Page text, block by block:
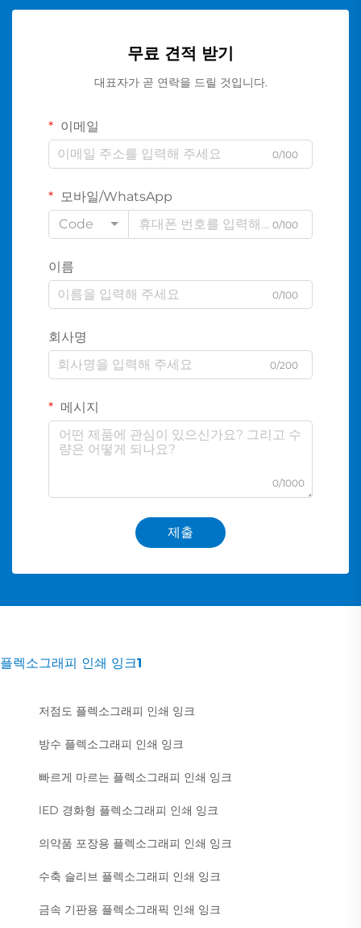
무료 견적 받기
대표자가 곧 연락을 드릴 것입니다.
이메일
0/100
모바일/WhatsApp
Code
0/100
이름
0/100
회사명
0/200
메시지
0/1000
제출
플렉소그래피 인쇄 잉크1
저점도 플렉소그래피 인쇄 잉크
방수 플렉소그래피 인쇄 잉크
빠르게 마르는 플렉소그래피 인쇄 잉크
lED 경화형 플렉소그래피 인쇄 잉크
의약품 포장용 플렉소그래피 인쇄 잉크
수축 슬리브 플렉소그래피 인쇄 잉크
금속 기판용 플렉소그래픽 인쇄 잉크